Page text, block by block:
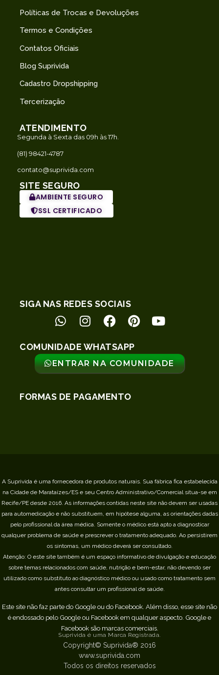
Políticas de Trocas e Devoluções
Termos e Condições
Contatos Oficiais
Blog Suprivida
Cadastro Dropshipping
Tercerização
ATENDIMENTO
Segunda à Sexta das 09h às 17h.
(81) 98421-4787
contato@suprivida.com
SITE SEGURO
AMBIENTE SEGURO
SSL CERTIFICADO
SIGA NAS REDES SOCIAIS
COMUNIDADE WHATSAPP
ENTRAR NA COMUNIDADE
FORMAS DE PAGAMENTO
A Suprivida é uma fornecedora de produtos naturais. Sua fábrica fica estabelecida
na Cidade de Marataízes/ES e seu Centro Administrativo/Comercial situa-se em
Recife/PE desde 2016. As informações contidas neste site não devem ser usadas
para automedicação e não substituem, em hipótese alguma, as orientações dadas
pelo profissional da área médica. Somente o médico está apto a diagnosticar
qualquer problema de saúde e prescrever o tratamento adequado. Ao persistirem
os sintomas, um médico deverá ser consultado.
Atenção: O este site também é um espaço informativo de divulgação e educação
sobre temas relacionados com saúde, nutrição e bem-estar, não devendo ser
utilizado como substituto ao diagnóstico médico ou usado como tratamento sem
antes consultar um profissional de saúde.
Este site não faz parte do Google ou do Facebook. Além disso, esse site não
é endossado pelo Google ou Facebook em qualquer aspecto. Google e
Facebook são marcas comerciais.
Suprivida é uma Marca Registrada.
Copyright© Suprivida® 2016
www.suprivida.com
Todos os direitos reservados